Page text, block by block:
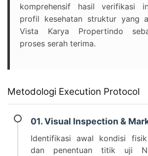
komprehensif hasil verifikasi
profil kesehatan struktur yang
Vista Karya Propertindo
proses serah terima.
Metodologi Execution Protocol
01. Visual Inspection &
Identifikasi awal kondisi
dan penentuan titik uji